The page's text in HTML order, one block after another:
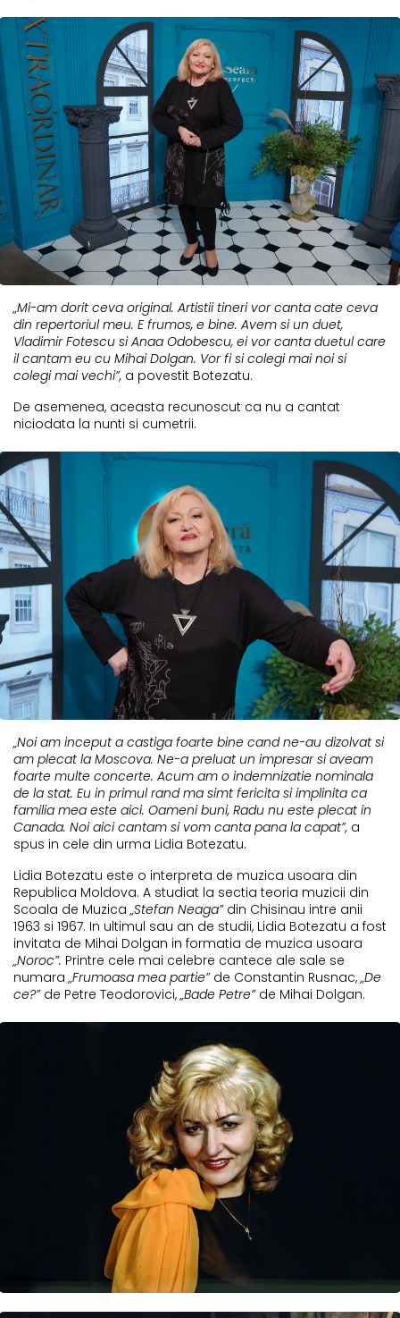
„Mi-am dorit ceva original. Artistii tineri vor canta cate ceva
din repertoriul meu. E frumos, e bine. Avem si un duet,
Vladimir Fotescu si Anaa Odobescu, ei vor canta duetul care
il cantam eu cu Mihai Dolgan. Vor fi si colegi mai noi si
colegi mai vechi”, a povestit Botezatu.
De asemenea, aceasta recunoscut ca nu a cantat
niciodata la nunti si cumetrii.
„Noi am inceput a castiga foarte bine cand ne-au dizolvat si
am plecat la Moscova. Ne-a preluat un impresar si aveam
foarte multe concerte. Acum am o indemnizatie nominala
de la stat. Eu in primul rand ma simt fericita si implinita ca
familia mea este aici. Oameni buni, Radu nu este plecat in
Canada. Noi aici cantam si vom canta pana la capat”, a
spus in cele din urma Lidia Botezatu.
Lidia Botezatu este o interpreta de muzica usoara din
Republica Moldova. A studiat la sectia teoria muzicii din
Scoala de Muzica„Stefan Neaga”din Chisinau intre anii
1963 si 1967. In ultimul sau an de studii, Lidia Botezatu a fost
invitata de Mihai Dolgan in formatia de muzica usoara
„Noroc”. Printre cele mai celebre cantece ale sale se
numara„Frumoasa mea partie”de Constantin Rusnac,„De
ce?”de Petre Teodorovici,„Bade Petre”de Mihai Dolgan.